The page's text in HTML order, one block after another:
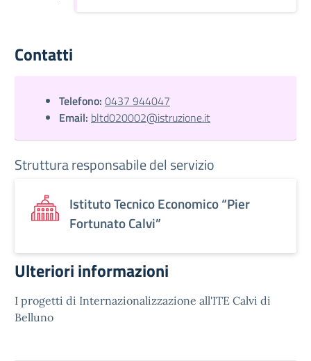
Contatti
Telefono: 0437 944047
Email: bltd020002@istruzione.it
Struttura responsabile del servizio
Istituto Tecnico Economico “Pier
Fortunato Calvi”
Ulteriori informazioni
I progetti di Internazionalizzazione all'ITE Calvi di
Belluno